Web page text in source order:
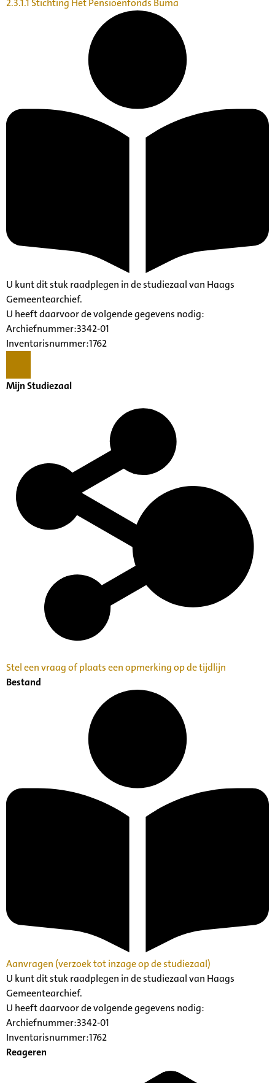
2.3.1.1 Stichting Het Pensioenfonds Buma
U kunt dit stuk raadplegen in de studiezaal van Haags
Gemeentearchief.
U heeft daarvoor de volgende gegevens nodig:
Archiefnummer:3342-01
Inventarisnummer:1762
Mijn Studiezaal
Stel een vraag of plaats een opmerking op de tijdlijn
Bestand
Aanvragen (verzoek tot inzage op de studiezaal)
U kunt dit stuk raadplegen in de studiezaal van Haags
Gemeentearchief.
U heeft daarvoor de volgende gegevens nodig:
Archiefnummer:3342-01
Inventarisnummer:1762
Reageren